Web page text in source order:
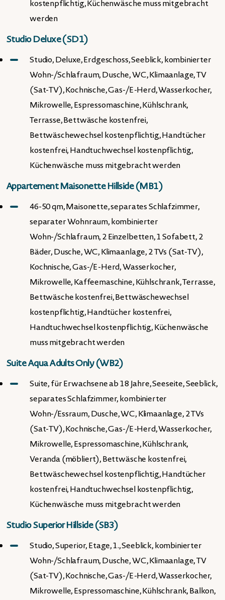
kostenpflichtig, Küchenwäsche muss mitgebracht
werden
Studio Deluxe (SD1)
Studio, Deluxe, Erdgeschoss, Seeblick, kombinierter
Wohn-/Schlafraum, Dusche, WC, Klimaanlage, TV
(Sat-TV), Kochnische, Gas-/E-Herd, Wasserkocher,
Mikrowelle, Espressomaschine, Kühlschrank,
Terrasse, Bettwäsche kostenfrei,
Bettwäschewechsel kostenpflichtig, Handtücher
kostenfrei, Handtuchwechsel kostenpflichtig,
Küchenwäsche muss mitgebracht werden
Appartement Maisonette Hillside (MB1)
46-50 qm, Maisonette, separates Schlafzimmer,
separater Wohnraum, kombinierter
Wohn-/Schlafraum, 2 Einzelbetten, 1 Sofabett, 2
Bäder, Dusche, WC, Klimaanlage, 2 TVs (Sat-TV),
Kochnische, Gas-/E-Herd, Wasserkocher,
Mikrowelle, Kaffeemaschine, Kühlschrank, Terrasse,
Bettwäsche kostenfrei, Bettwäschewechsel
kostenpflichtig, Handtücher kostenfrei,
Handtuchwechsel kostenpflichtig, Küchenwäsche
muss mitgebracht werden
Suite Aqua Adults Only (WB2)
Suite, für Erwachsene ab 18 Jahre, Seeseite, Seeblick,
separates Schlafzimmer, kombinierter
Wohn-/Essraum, Dusche, WC, Klimaanlage, 2 TVs
(Sat-TV), Kochnische, Gas-/E-Herd, Wasserkocher,
Mikrowelle, Espressomaschine, Kühlschrank,
Veranda (möbliert), Bettwäsche kostenfrei,
Bettwäschewechsel kostenpflichtig, Handtücher
kostenfrei, Handtuchwechsel kostenpflichtig,
Küchenwäsche muss mitgebracht werden
Studio Superior Hillside (SB3)
Studio, Superior, Etage, 1., Seeblick, kombinierter
Wohn-/Schlafraum, Dusche, WC, Klimaanlage, TV
(Sat-TV), Kochnische, Gas-/E-Herd, Wasserkocher,
Mikrowelle, Espressomaschine, Kühlschrank, Balkon,